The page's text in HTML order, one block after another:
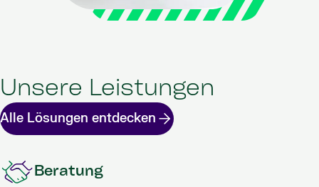
Unsere Leistungen
Alle Lösungen entdecken
Beratung